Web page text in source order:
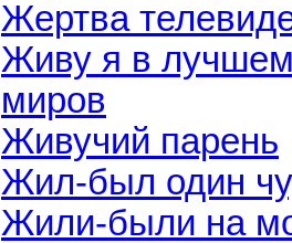
Жертва
Живу я в
миров
Живучий парень
Жил-был один
Жили-были на